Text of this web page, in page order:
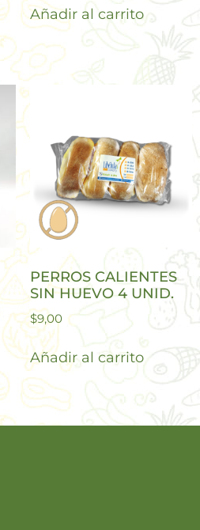
Añadir al carrito
PERROS CALIENTES
SIN HUEVO 4 UNID.
$9,00
Añadir al carrito